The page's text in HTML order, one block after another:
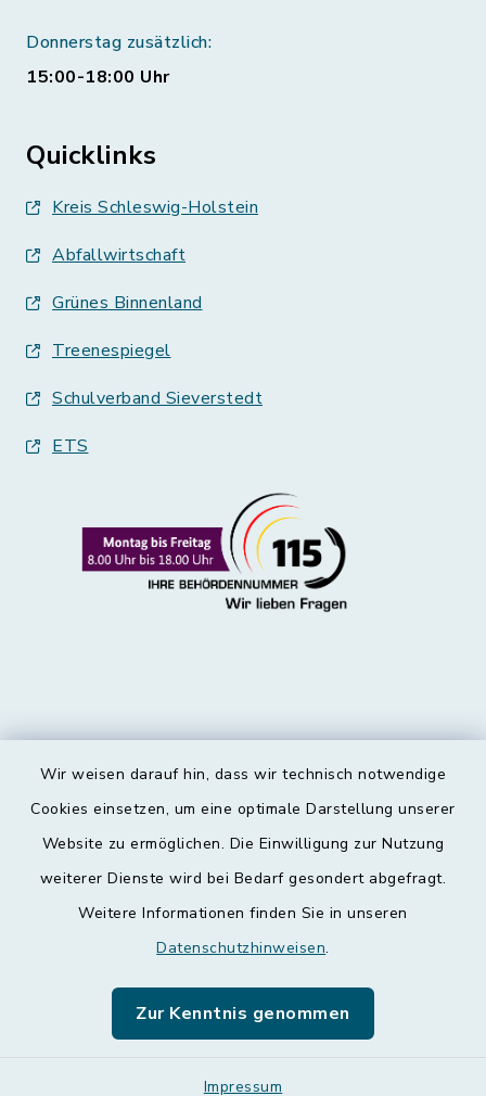
Wir weisen darauf hin, dass wir technisch notwendige
Cookies einsetzen, um eine optimale Darstellung unserer
Website zu ermöglichen. Die Einwilligung zur Nutzung
weiterer Dienste wird bei Bedarf gesondert abgefragt.
Weitere Informationen finden Sie in unseren
Datenschutzhinweisen.
Zur Kenntnis genommen
Impressum
Donnerstag zusätzlich:
15:00-18:00 Uhr
Quicklinks
Kreis Schleswig-Holstein
Abfallwirtschaft
Grünes Binnenland
Treenespiegel
Schulverband Sieverstedt
ETS
Kontakt
Datenschutz
Leichte Sprache
Sitemap